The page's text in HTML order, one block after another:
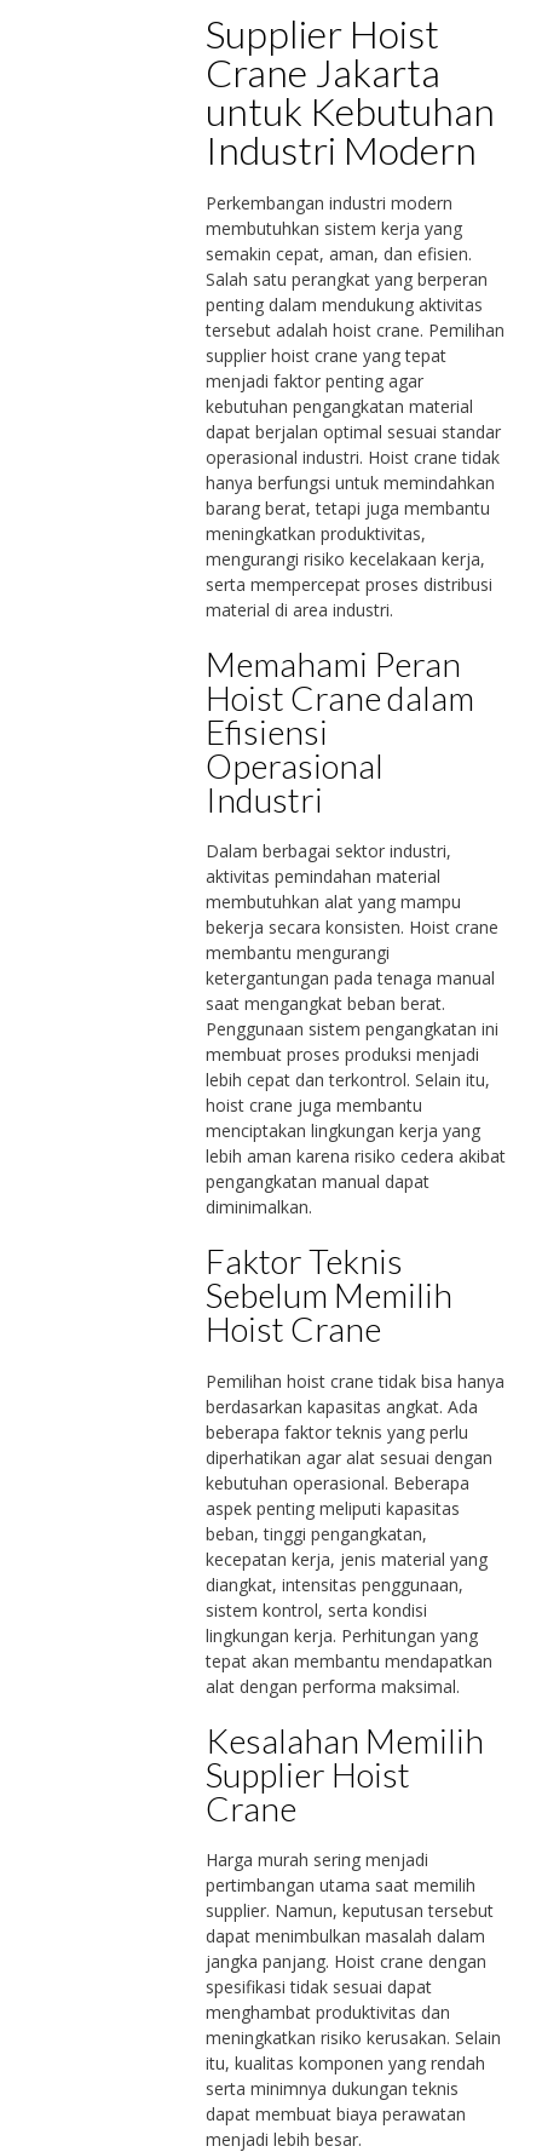
Supplier Hoist
Crane Jakarta
untuk Kebutuhan
Industri Modern
Perkembangan industri modern
membutuhkan sistem kerja yang
semakin cepat, aman, dan efisien.
Salah satu perangkat yang berperan
penting dalam mendukung aktivitas
tersebut adalah hoist crane. Pemilihan
supplier hoist crane yang tepat
menjadi faktor penting agar
kebutuhan pengangkatan material
dapat berjalan optimal sesuai standar
operasional industri. Hoist crane tidak
hanya berfungsi untuk memindahkan
barang berat, tetapi juga membantu
meningkatkan produktivitas,
mengurangi risiko kecelakaan kerja,
serta mempercepat proses distribusi
material di area industri.
Memahami Peran
Hoist Crane dalam
Efisiensi
Operasional
Industri
Dalam berbagai sektor industri,
aktivitas pemindahan material
membutuhkan alat yang mampu
bekerja secara konsisten. Hoist crane
membantu mengurangi
ketergantungan pada tenaga manual
saat mengangkat beban berat.
Penggunaan sistem pengangkatan ini
membuat proses produksi menjadi
lebih cepat dan terkontrol. Selain itu,
hoist crane juga membantu
menciptakan lingkungan kerja yang
lebih aman karena risiko cedera akibat
pengangkatan manual dapat
diminimalkan.
Faktor Teknis
Sebelum Memilih
Hoist Crane
Pemilihan hoist crane tidak bisa hanya
berdasarkan kapasitas angkat. Ada
beberapa faktor teknis yang perlu
diperhatikan agar alat sesuai dengan
kebutuhan operasional. Beberapa
aspek penting meliputi kapasitas
beban, tinggi pengangkatan,
kecepatan kerja, jenis material yang
diangkat, intensitas penggunaan,
sistem kontrol, serta kondisi
lingkungan kerja. Perhitungan yang
tepat akan membantu mendapatkan
alat dengan performa maksimal.
Kesalahan Memilih
Supplier Hoist
Crane
Harga murah sering menjadi
pertimbangan utama saat memilih
supplier. Namun, keputusan tersebut
dapat menimbulkan masalah dalam
jangka panjang. Hoist crane dengan
spesifikasi tidak sesuai dapat
menghambat produktivitas dan
meningkatkan risiko kerusakan. Selain
itu, kualitas komponen yang rendah
serta minimnya dukungan teknis
dapat membuat biaya perawatan
menjadi lebih besar.